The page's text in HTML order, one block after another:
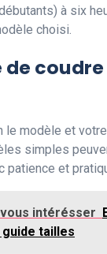
à six
choisi.
coudre
le modèle et
simples
patience et
intérésser
tailles